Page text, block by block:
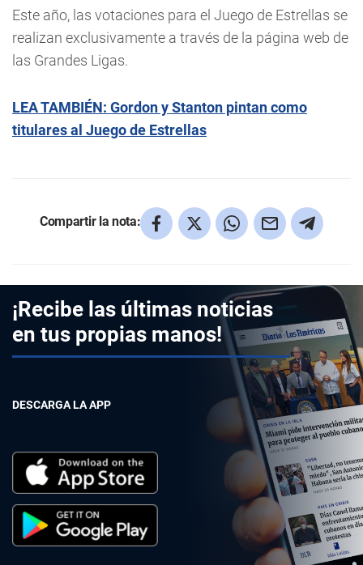
Este año, las votaciones para el Juego de Estrellas se
realizan exclusivamente a través de la página web de
las Grandes Ligas.
LEA TAMBIÉN: Gordon y Stanton pintan como
titulares al Juego de Estrellas
Compartir la nota:
¡Recibe las últimas noticias
en tus propias manos!
DESCARGA LA APP